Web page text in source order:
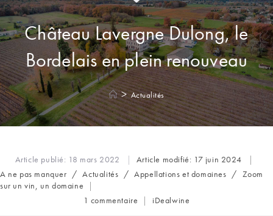
Château Lavergne Dulong, le
Bordelais en plein renouveau
> Actualités
Article publié: 18 mars 2022 Article modifié: 17 juin 2024
Post
category:
A ne pas manquer / Actualités / Appellations et domaines / Zoom
sur un vin, un domaine
Commentaires
1 commentaire
Auteur/autrice
iDealwine